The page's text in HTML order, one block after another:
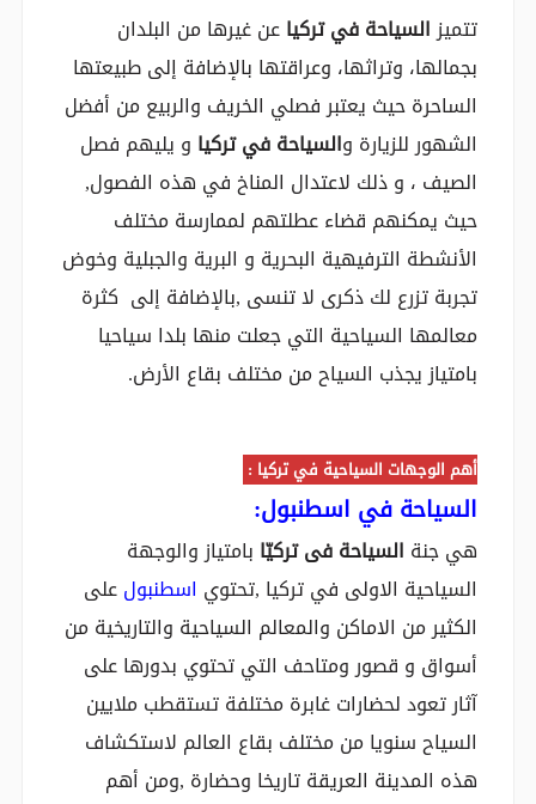
تتميزالسياحة في تركياعن غيرها من البلدان
بجمالها، وتراثها، وعراقتها بالإضافة إلى طبيعتها
الساحرة حيث يعتبر فصلي الخريف والربيع من أفضل
الشهور للزيارة والسياحة في تركيا و يليهم فصل
الصيف ، و ذلك لاعتدال المناخ في هذه الفصول,
حيث يمكنهم قضاء عطلتهم لممارسة مختلف
الأنشطة الترفيهية البحرية و البرية والجبلية وخوض
تجربة تزرع لك ذكرى لا تنسى ,بالإضافة إلى كثرة
معالمها السياحية التي جعلت منها بلدا سياحيا
بامتياز يجذب السياح من مختلف بقاع الأرض.
أهم الوجهات السياحية في تركيا :
السياحة في اسطنبول:
هي جنة السياحة فى تركيّا بامتياز والوجهة
السياحية الاولى في تركيا ,تحتوي اسطنبولعلى
الكثير من الاماكن والمعالم السياحية والتاريخية من
أسواق و قصور ومتاحف التي تحتوي بدورها على
آثار تعود لحضارات غابرة مختلفة تستقطب ملايين
السياح سنويا من مختلف بقاع العالم لاستكشاف
هذه المدينة العريقة تاريخا وحضارة ,ومن أهم